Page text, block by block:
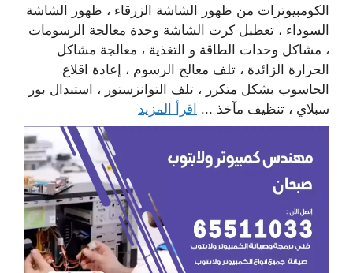
الكومبيوترات من ظهور الشاشة الزرقاء ، ظهور الشاشة
السوداء ، تعطيل كرت الشاشة وحدة معالجة الرسومات
، مشاكل وحدات الطاقة و التغذية ، معالجة مشاكل
الحرارة الزائدة ، تلف معالج الرسوم ، إعادة اقلاع
الحاسوب بشكل متكرر ، تلف التوانزستور ، استبدال بور
سبلاي ، تنظيف مآخذ ... اقرأ المزيد